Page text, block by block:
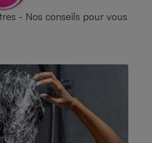
- Nos conseils pour vous